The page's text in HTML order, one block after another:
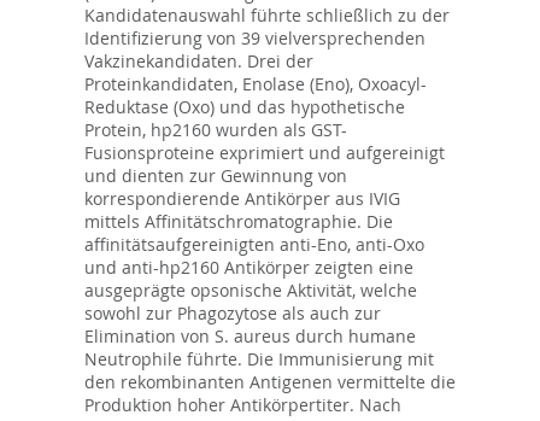
Kandidatenauswahl führte schließlich zu der
Identifizierung von 39 vielversprechenden
Vakzinekandidaten. Drei der
Proteinkandidaten, Enolase (Eno), Oxoacyl-
Reduktase (Oxo) und das hypothetische
Protein, hp2160 wurden als GST-
Fusionsproteine exprimiert und aufgereinigt
und dienten zur Gewinnung von
korrespondierende Antikörper aus IVIG
mittels Affinitätschromatographie. Die
affinitätsaufgereinigten anti-Eno, anti-Oxo
und anti-hp2160 Antikörper zeigten eine
ausgeprägte opsonische Aktivität, welche
sowohl zur Phagozytose als auch zur
Elimination von S. aureus durch humane
Neutrophile führte. Die Immunisierung mit
den rekombinanten Antigenen vermittelte die
Produktion hoher Antikörpertiter. Nach